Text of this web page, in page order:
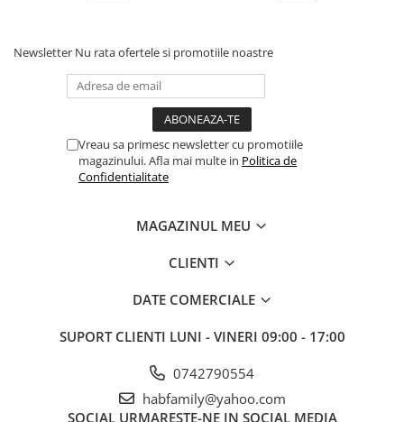
Newsletter Nu rata ofertele si promotiile noastre
Vreau sa primesc newsletter cu promotiile
magazinului. Afla mai multe in Politica de
Confidentialitate
MAGAZINUL MEU
CLIENTI
DATE COMERCIALE
SUPORT CLIENTI LUNI - VINERI 09:00 - 17:00
0742790554
habfamily@yahoo.com
SOCIAL URMARESTE-NE IN SOCIAL MEDIA